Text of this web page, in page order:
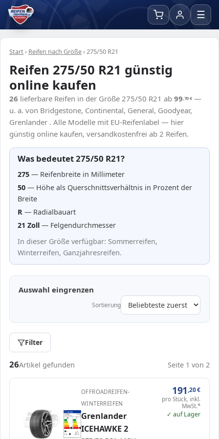
☰
Start› Reifen nach Größe›275/50 R21
Reifen 275/50 R21 günstig
online kaufen
26 lieferbare Reifen in der Größe 275/50 R21 ab 99,70€ —
u. a. von Bridgestone, Continental, General, Goodyear,
Grenlander . Alle Modelle mit EU-Reifenlabel — hier
günstig online kaufen, versandkostenfrei ab 2 Reifen.
Was bedeutet 275/50 R21?
275 — Reifenbreite in Millimeter
50 — Höhe als Querschnittsverhältnis in Prozent der
Breite
R — Radialbauart
21 Zoll — Felgendurchmesser
In dieser Größe verfügbar: Sommerreifen,
Winterreifen, Ganzjahresreifen.
Auswahl eingrenzen
Sortierung
Filter
Passende Reifen in 275/50 R21
26Artikel gefunden Seite 1 von 2
ENERG
Grenlander GW25649
275/50 R21 113H C1
A
B
C
D
E E
A
B
C
D
E E
79 dB C
OFFROADREIFEN-
WINTERREIFEN
Grenlander
ICEHAWKE 2
191,20€
pro Stück, inkl.
MwSt.*
✓ auf Lager